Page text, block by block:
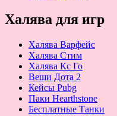
Халява для игр
Халява Варфейс
Халява Стим
Халява Кс Го
Вещи Дота 2
Кейсы Pubg
Паки Hearthstone
Бесплатные Танки